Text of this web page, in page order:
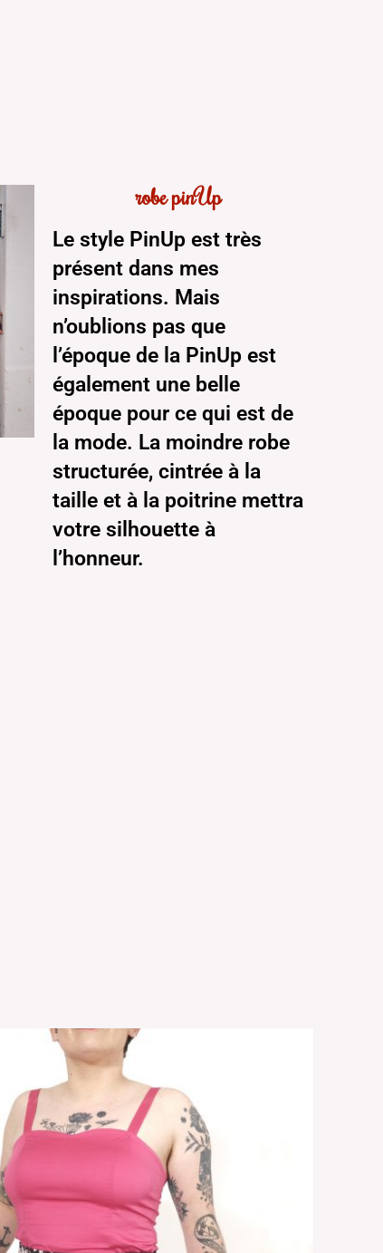
robe pinUp
Le style PinUp est très
présent dans mes
inspirations. Mais
n’oublions pas que
l’époque de la PinUp est
également une belle
époque pour ce qui est de
la mode. La moindre robe
structurée, cintrée à la
taille et à la poitrine mettra
votre silhouette à
l’honneur.